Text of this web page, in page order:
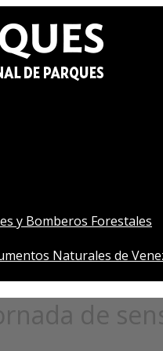
y Bomberos Forestales
Naturales de
de